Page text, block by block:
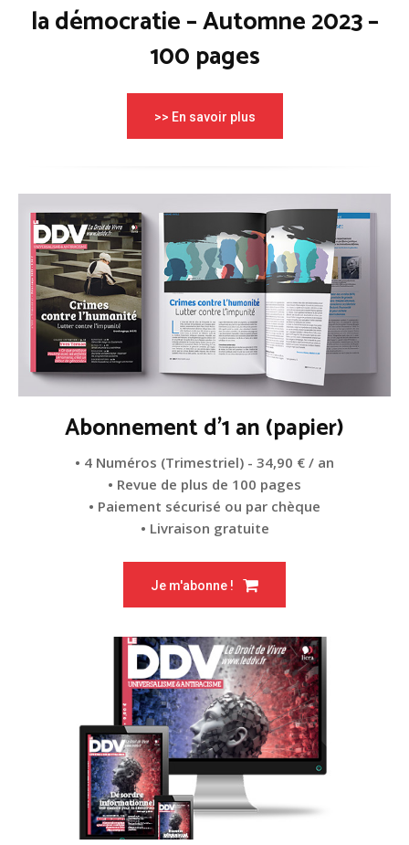
la démocratie – Automne 2023 –
100 pages
>> En savoir plus
Abonnement d'1 an (papier)
• 4 Numéros (Trimestriel) - 34,90 € / an
• Revue de plus de 100 pages
• Paiement sécurisé ou par chèque
• Livraison gratuite
Je m'abonne !